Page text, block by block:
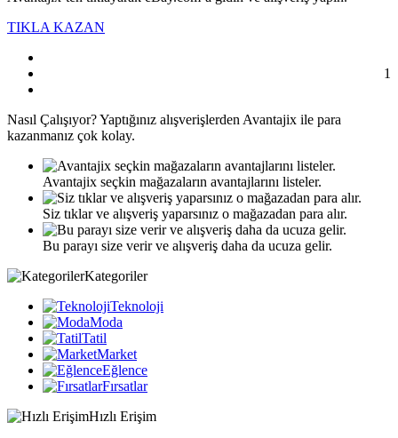
TIKLA KAZAN
1
Nasıl Çalışıyor?Yaptığınız alışverişlerden Avantajix ile para
kazanmanız çok kolay.
Avantajix seçkin mağazaların avantajlarını listeler.
Siz tıklar ve alışveriş yaparsınız o mağazadan para alır.
Bu parayı size verir ve alışveriş daha da ucuza gelir.
Kategoriler
Teknoloji
Moda
Tatil
Market
Eğlence
Fırsatlar
Hızlı Erişim